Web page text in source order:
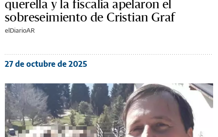
querella y la fiscalía apelaron el
sobreseimiento de Cristian Graf
elDiarioAR
27 de octubre de 2025